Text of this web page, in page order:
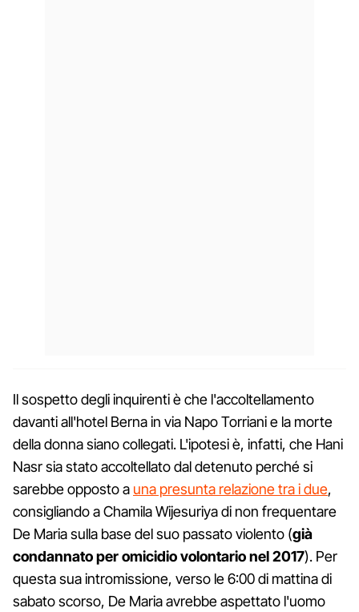
Il sospetto degli inquirenti è che l'accoltellamento
davanti all'hotel Berna in via Napo Torriani e la morte
della donna siano collegati. L'ipotesi è, infatti, che Hani
Nasr sia stato accoltellato dal detenuto perché si
sarebbe opposto a una presunta relazione tra i due,
consigliando a Chamila Wijesuriya di non frequentare
De Maria sulla base del suo passato violento (già
condannato per omicidio volontario nel 2017). Per
questa sua intromissione, verso le 6:00 di mattina di
sabato scorso, De Maria avrebbe aspettato l'uomo